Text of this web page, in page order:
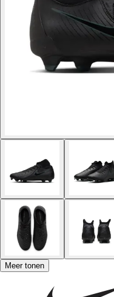
Meer tonen